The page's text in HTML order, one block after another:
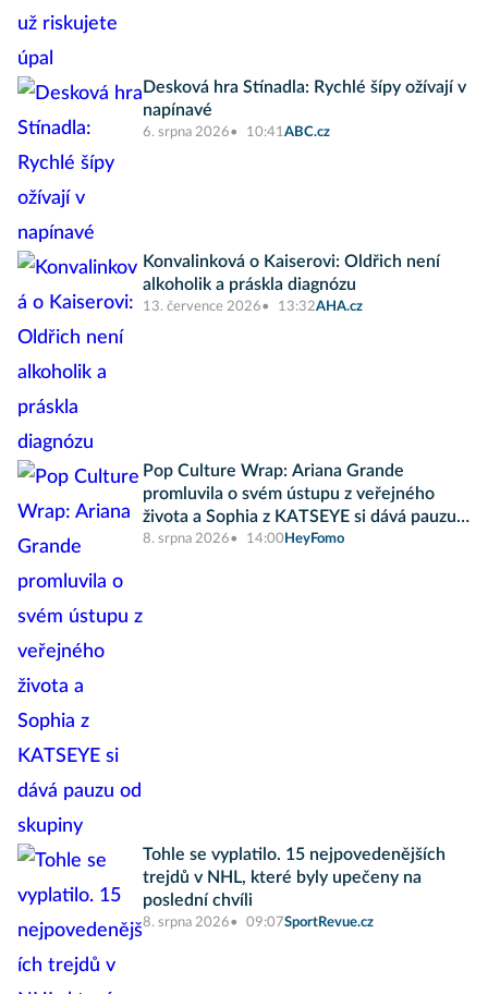
Desková hra Stínadla: Rychlé šípy ožívají v
napínavé
6. srpna 2026 10:41ABC.cz
Konvalinková o Kaiserovi: Oldřich není
alkoholik a práskla diagnózu
13. července 2026 13:32AHA.cz
Pop Culture Wrap: Ariana Grande
promluvila o svém ústupu z veřejného
života a Sophia z KATSEYE si dává pauzu
od skupiny
8. srpna 2026 14:00 HeyFomo
Tohle se vyplatilo. 15 nejpovedenějších
trejdů v NHL, které byly upečeny na
poslední chvíli
8. srpna 2026 09:07SportRevue.cz